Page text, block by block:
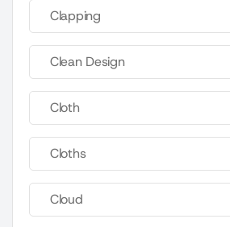
Clapping
Clean Design
Cloth
Cloths
Cloud